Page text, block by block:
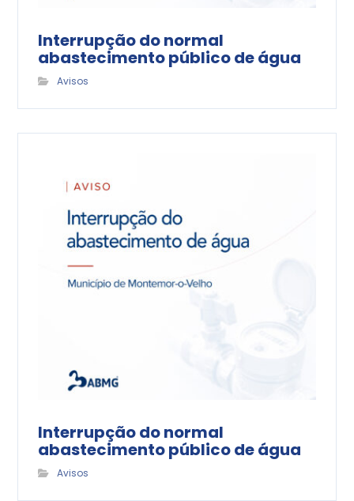
Interrupção do normal
abastecimento público de água
Avisos
Interrupção do normal
abastecimento público de água
Avisos